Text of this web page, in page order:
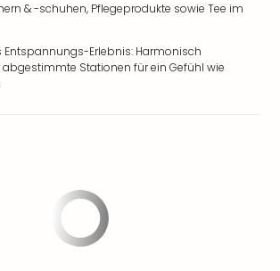
& -schuhen, Pflegeprodukte sowie Tee im
Entspannungs-Erlebnis: Harmonisch
Stationen für ein Gefühl wie